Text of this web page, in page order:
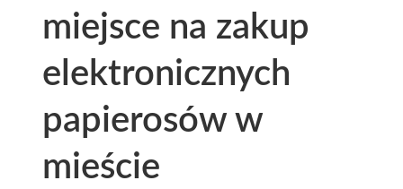
miejsce na zakup
elektronicznych
papierosów w
mieście